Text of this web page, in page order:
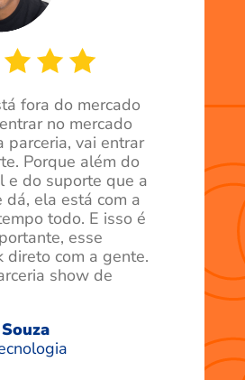
fora do mercado
no mercado
parceria, vai entrar
Porque além do
e do suporte que a
ela está com a
todo. E isso é
esse
direto com a gente.
show de